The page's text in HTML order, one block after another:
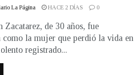
La Página HACE 2 DÍAS 0
Zacatarez, de 30 años, fue
la mujer que perdió la vida en
registrado...